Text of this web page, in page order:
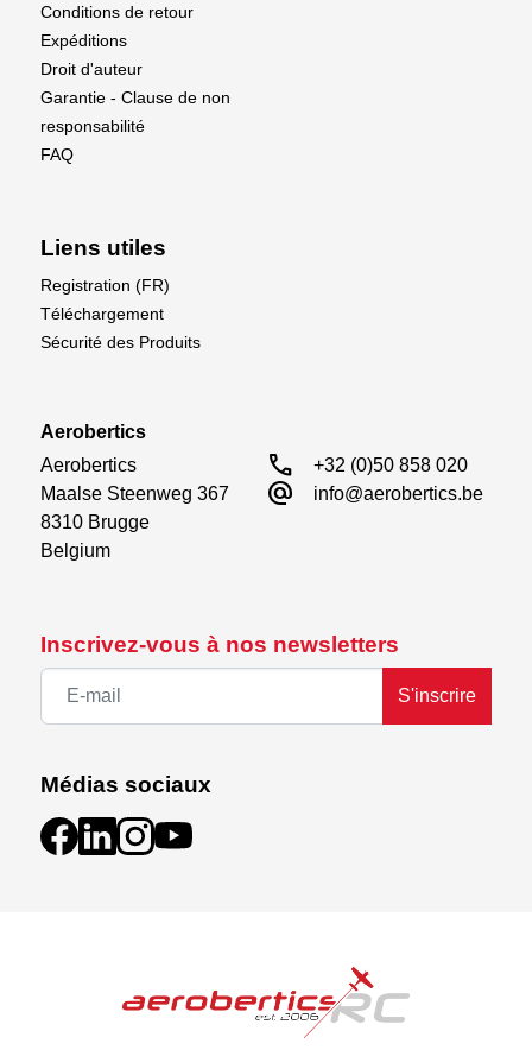
Inscrivez-vous à nos newsletters
S'inscrire
Médias sociaux
Conditions de retour
Expéditions
Droit d'auteur
Garantie - Clause de non
responsabilité
FAQ
Liens utiles
Registration (FR)
Téléchargement
Sécurité des Produits
Aerobertics
Aerobertics
Maalse Steenweg 367
8310 Brugge
Belgium
call +32 (0)50 858 020
alternate_email info@aerobertics.be